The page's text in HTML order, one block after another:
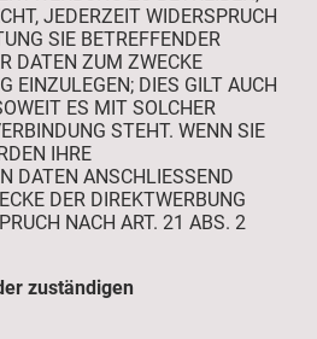
JEDERZEIT WIDERSPRUCH
SIE BETREFFENDER
DATEN ZUM ZWECKE
EINZULEGEN; DIES GILT AUCH
ES MIT SOLCHER
STEHT. WENN SIE
IHRE
DATEN ANSCHLIESSEND
DER DIREKTWERBUNG
NACH ART. 21 ABS. 2
zuständigen